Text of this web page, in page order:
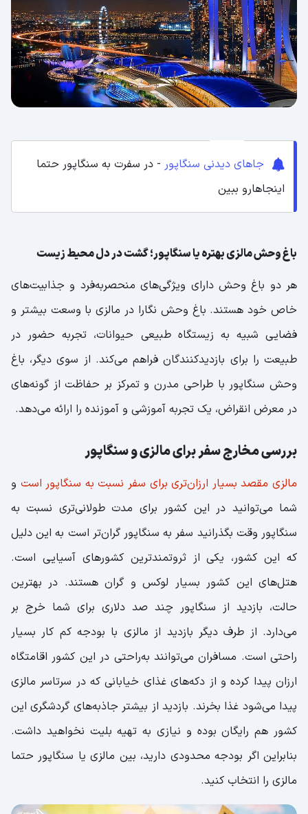
جاهای دیدنی سنگاپور - در سفرت به سنگاپور حتما
اینجاهارو ببین
باغ وحش مالزی بهتره یا سنگاپور؛ گشت در دل محیط زیست
هر دو باغ وحش دارای ویژگی‌های منحصربه‌فرد و جذابیت‌های
خاص خود هستند. باغ وحش نگارا در مالزی با وسعت بیشتر و
فضایی شبیه به زیستگاه طبیعی حیوانات، تجربه حضور در
طبیعت را برای بازدیدکنندگان فراهم می‌کند. از سوی دیگر، باغ
وحش سنگاپور با طراحی مدرن و تمرکز بر حفاظت از گونه‌های
در معرض انقراض، یک تجربه آموزشی و آموزنده را ارائه می‌دهد.
بررسی مخارج سفر برای مالزی و سنگاپور
مالزی مقصد بسیار ارزان‌تری برای سفر نسبت به سنگاپور است و
شما می‌توانید در این کشور برای مدت طولانی‌تری نسبت به
سنگاپور وقت بگذرانید سفر به سنگاپور گران‌تر است به این دلیل
که این کشور، یکی از ثروتمندترین کشورهای آسیایی است.
هتل‌های این کشور بسیار لوکس و گران هستند. در بهترین
حالت، بازدید از سنگاپور چند صد دلاری برای شما خرج بر
می‌دارد. از طرف دیگر بازدید از مالزی با بودجه کم کار بسیار
راحتی است. مسافران می‌توانند به‌راحتی در این کشور اقامتگاه
ارزان پیدا کرده و از دکه‌های غذای خیابانی که در سرتاسر مالزی
پیدا می‌شود غذا بخرند. بازدید از بیشتر جاذبه‌های گردشگری این
کشور هم رایگان بوده و نیازی به تهیه بلیت نخواهید داشت.
بنابراین اگر بودجه محدودی دارید، بین مالزی یا سنگاپور حتما
مالزی را انتخاب کنید.